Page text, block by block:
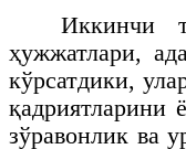
Иккинчи
ҳужжатлари,
кўрсатдики,
қадриятларини
зўравонлик ва